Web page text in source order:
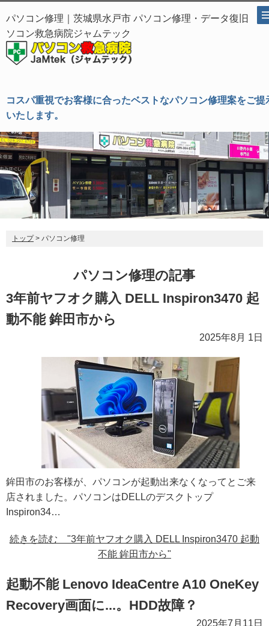
パソコン修理｜茨城県水戸市 パソコン修理・データ復旧 パ
ソコン救急病院ジャムテック
コスパ重視でお客様に合ったベストなパソコン修理案をご提
いたします。
トップ> パソコン修理
パソコン修理の記事
3年前ヤフオク購入 DELL Inspiron3470 起
動不能 鉾田市から
2025年8月 1日
鉾田市のお客様が、パソコンが起動出来なくなってとご来
店されました。パソコンはDELLのデスクトップ
Inspiron34…
続きを読む "3年前ヤフオク購入 DELL Inspiron3470 起動
不能 鉾田市から"
起動不能 Lenovo IdeaCentre A10 OneKey
Recovery画面に...。HDD故障？
2025年7月11日